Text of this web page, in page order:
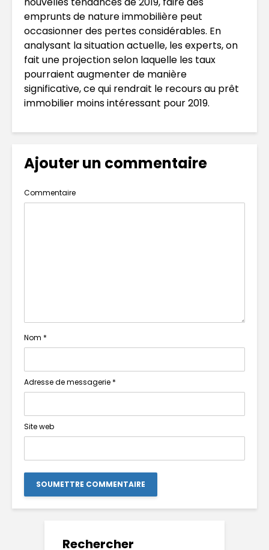
emprunts de nature immobilière peut
occasionner des pertes considérables. En
analysant la situation actuelle, les experts, on
fait une projection selon laquelle les taux
pourraient augmenter de manière
significative, ce qui rendrait le recours au prêt
immobilier moins intéressant pour 2019.
Ajouter un commentaire
Commentaire
Nom *
Adresse de messagerie *
Site web
Rechercher